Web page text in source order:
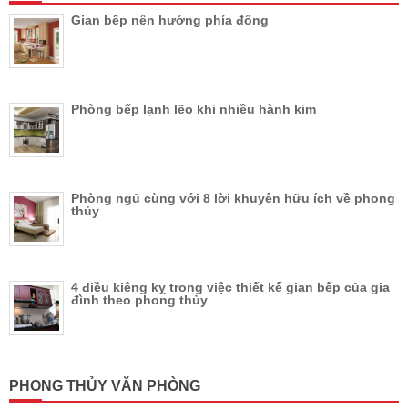
Gian bếp nên hướng phía đông
Phòng bếp lạnh lẽo khi nhiều hành kim
Phòng ngủ cùng với 8 lời khuyên hữu ích về phong
thủy
4 điều kiêng kỵ trong việc thiết kế gian bếp của gia
đình theo phong thủy
PHONG THỦY VĂN PHÒNG